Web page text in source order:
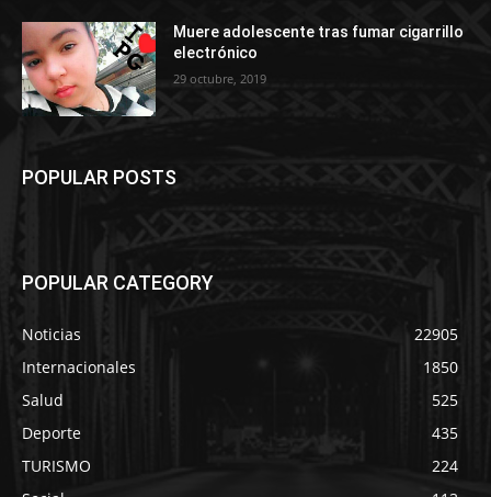
Muere adolescente tras fumar cigarrillo
electrónico
29 octubre, 2019
POPULAR POSTS
POPULAR CATEGORY
Noticias
22905
Internacionales
1850
Salud
525
Deporte
435
TURISMO
224